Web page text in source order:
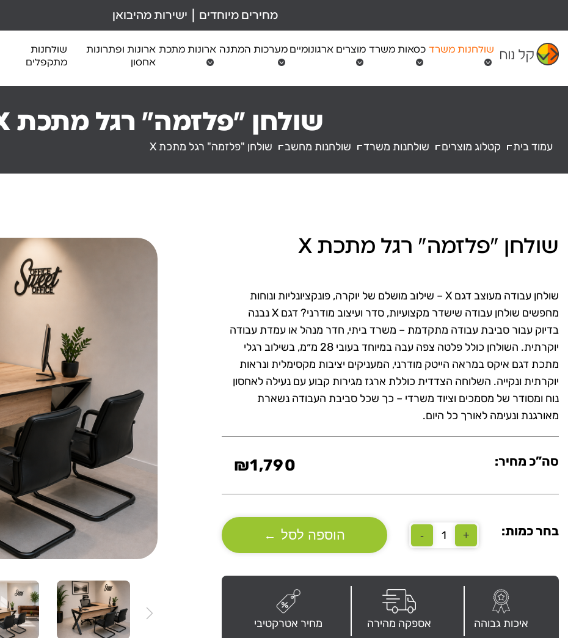
content
מחירים מיוחדים | ישירות מהיבואן
שולחנות משרד כסאות משרד מוצרים ארגונומיים מערכות המתנה ארונות מתכת ארונות ופתרונות
אחסון
שולחנות
מתקפלים
שולחן "פלזמה" רגל מתכת X
עמוד בית קטלוג מוצרים שולחנות משרד שולחנות מחשב שולחן "פלזמה" רגל מתכת X
שולחן "פלזמה" רגל מתכת X
שולחן עבודה מעוצב דגם X – שילוב מושלם של יוקרה, פונקציונליות ונוחות
מחפשים שולחן עבודה שישדר מקצועיות, סדר ועיצוב מודרני? דגם X נבנה
בדיוק עבור סביבת עבודה מתקדמת – משרד ביתי, חדר מנהל או עמדת עבודה
יוקרתית. השולחן כולל פלטה צפה עבה במיוחד בעובי 28 מ״מ, בשילוב רגלי
מתכת דגם איקס במראה הייטק מודרני, המעניקים יציבות מקסימלית ונראות
יוקרתית ונקייה. השלוחה הצדדית כוללת ארגז מגירות קבוע עם נעילה לאחסון
נוח ומסודר של מסמכים וציוד משרדי – כך שכל סביבת העבודה נשארת
מאורגנת ונעימה לאורך כל היום.
סה”כ מחיר: ₪1,790
בחר כמות: +
כמות
X
- הוספה לסל ←
איכות גבוהה אספקה מהירה מחיר אטרקטיבי